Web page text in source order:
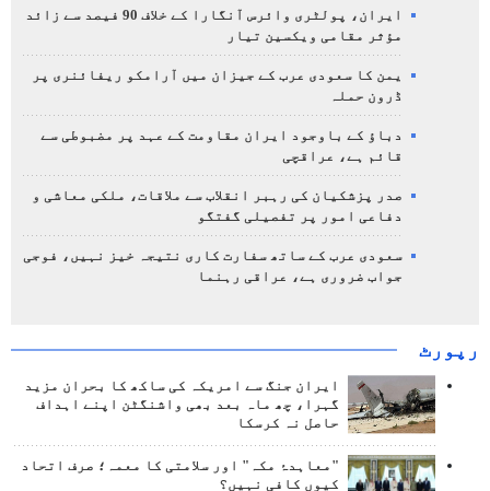
ایران، پولٹری وائرس آنگارا کے خلاف 90 فیصد سے زائد
مؤثر مقامی ویکسین تیار
یمن کا سعودی عرب کے جیزان میں آرامکو ریفائنری پر
ڈرون حملہ
دباؤ کے باوجود ایران مقاومت کے عہد پر مضبوطی سے
قائم ہے، عراقچی
صدر پزشکیان کی رہبر انقلاب سے ملاقات، ملکی معاشی و
دفاعی امور پر تفصیلی گفتگو
سعودی عرب کے ساتھ سفارت کاری نتیجہ خیز نہیں، فوجی
جواب ضروری ہے، عراقی رہنما
رپورٹ
ایران جنگ سے امریکہ کی ساکھ کا بحران مزید
گہرا، چھ ماہ بعد بھی واشنگٹن اپنے اہداف
حاصل نہ کرسکا
"معاہدۂ مکہ" اور سلامتی کا معمہ؛ صرف اتحاد
کیوں کافی نہیں؟